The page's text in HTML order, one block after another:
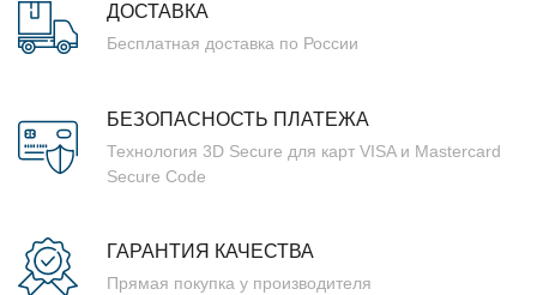
ДОСТАВКА
Бесплатная доставка по России
БЕЗОПАСНОСТЬ ПЛАТЕЖА
Технология 3D Secure для карт VISA и Mastercard
Secure Code
ГАРАНТИЯ КАЧЕСТВА
Прямая покупка у производителя